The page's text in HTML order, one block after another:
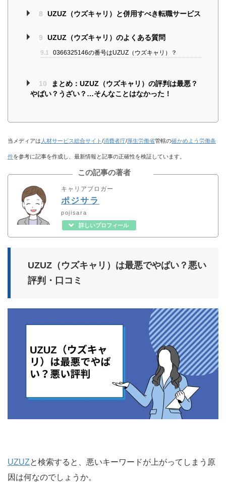
8 UZUZ（ウズキャリ）と併用すべき転職サービス
9 UZUZ（ウズキャリ）のよくある質問
9.1 0366325146の番号はUZUZ（ウズキャリ）？
10
まとめ：UZUZ（ウズキャリ）の評判は最悪？
やばい？うざい？…そんなことはなかった！
当メディアは 人材サービス総合サイト /消費者庁/厚生労働省管轄の確かめよう労働条
件を参考に記事を作成し、最新情報と記事の正確性を検証しています。
この記事の著者
キャリアブロガー
ポジサラ
pojisara
詳しいプロフィール
UZUZ（ウズキャリ）は最悪でやばい？悪い
評判・口コミ
UZUZと検索すると、悪いキーワードが上がってしまう原
因は何なのでしょうか。